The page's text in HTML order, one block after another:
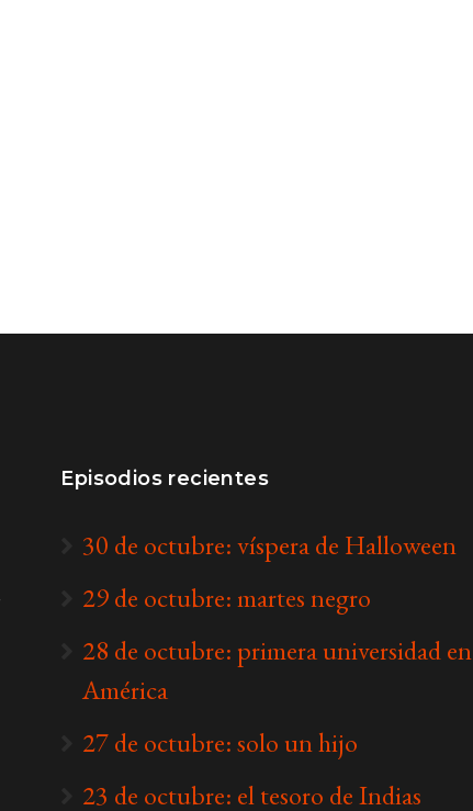
Episodios recientes
30 de octubre: víspera de Halloween
29 de octubre: martes negro
28 de octubre: primera universidad en
América
27 de octubre: solo un hijo
23 de octubre: el tesoro de Indias